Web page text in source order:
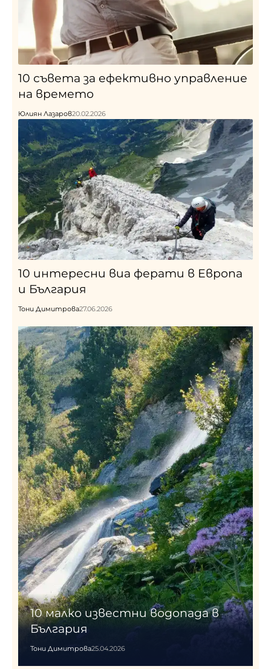
10 съвета за ефективно управление
на времето
Юлиян Лазаров20.02.2026
10 интересни виа ферати в Европа
и България
Тони Димитрова27.06.2026
10 малко известни водопада в
България
Тони Димитрова25.04.2026